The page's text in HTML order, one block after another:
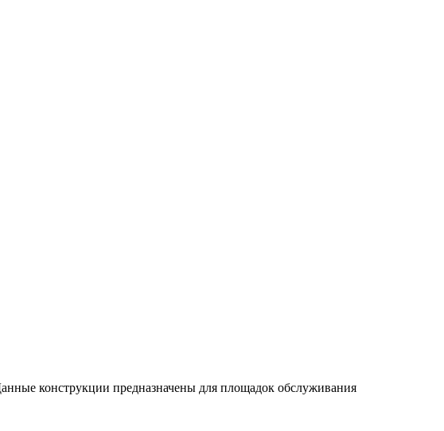
конструкции предназначены для площадок обслуживания